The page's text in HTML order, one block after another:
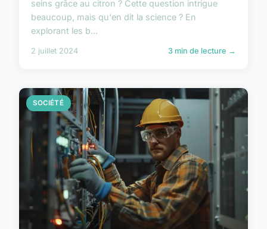
seins grâce au citron ? Cette question intrigue
beaucoup, mais qu'en dit la science ? En
explorant les b...
2 juillet 2024 3 min de lecture →
SOCIÉTÉ